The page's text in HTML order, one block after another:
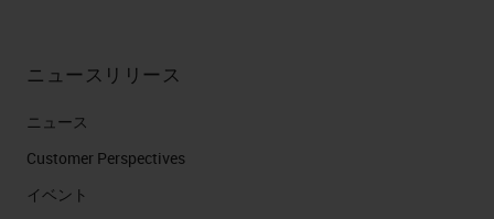
ニュースリリース
ニュース
Customer Perspectives​
イベント